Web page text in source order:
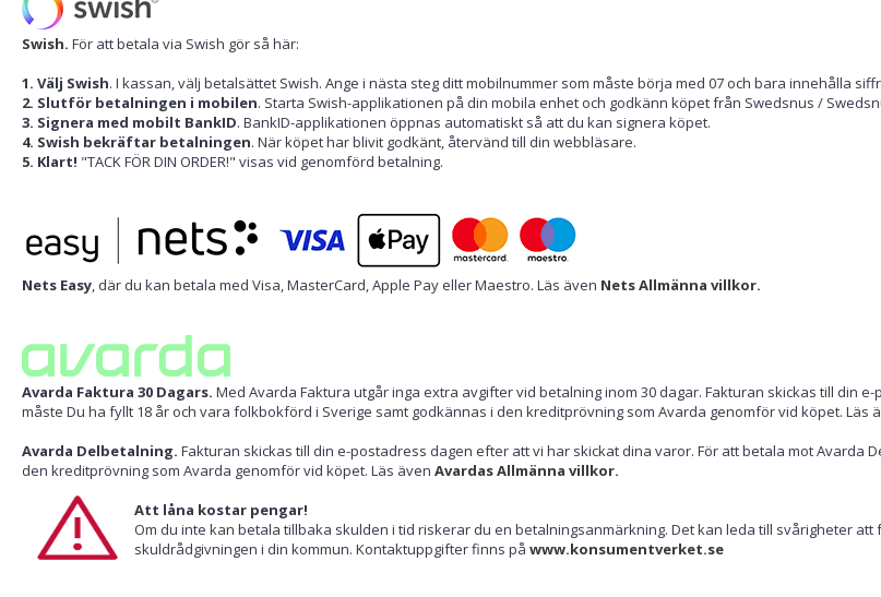
Swish. För att betala via Swish gör så här:
1. Välj Swish. I kassan, välj betalsättet Swish. Ange i nästa steg ditt mobilnummer som måste börja med 07 och bara innehålla
2. Slutför betalningen i mobilen. Starta Swish-applikationen på din mobila enhet och godkänn köpet från Swedsnus /
3. Signera med mobilt BankID. BankID-applikationen öppnas automatiskt så att du kan signera köpet.
4. Swish bekräftar betalningen. När köpet har blivit godkänt, återvänd till din webbläsare.
5. Klart! "TACK FÖR DIN ORDER!" visas vid genomförd betalning.
Nets Easy, där du kan betala med Visa, MasterCard, Apple Pay eller Maestro. Läs även Nets Allmänna villkor.
Avarda Faktura 30 Dagars. Med Avarda Faktura utgår inga extra avgifter vid betalning inom 30 dagar. Fakturan skickas till din
måste Du ha fyllt 18 år och vara folkbokförd i Sverige samt godkännas i den kreditprövning som Avarda genomför vid köpet. Läs
Avarda Delbetalning. Fakturan skickas till din e-postadress dagen efter att vi har skickat dina varor. För att betala mot Avarda
den kreditprövning som Avarda genomför vid köpet. Läs även Avardas Allmänna villkor.
Att låna kostar pengar!
Om du inte kan betala tillbaka skulden i tid riskerar du en betalningsanmärkning. Det kan leda till svårigheter
skuldrådgivningen i din kommun. Kontaktuppgifter finns på www.konsumentverket.se